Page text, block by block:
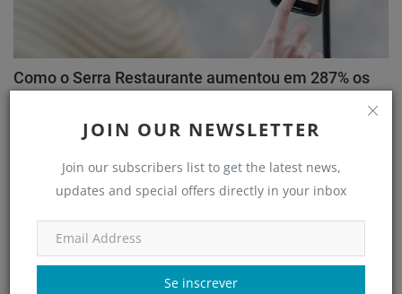
JOIN OUR NEWSLETTER
Join our subscribers list to get the latest news,
updates and special offers directly in your inbox
Se inscrever
Como o Serra Restaurante aumentou em 287% os
Jul 18, 2022